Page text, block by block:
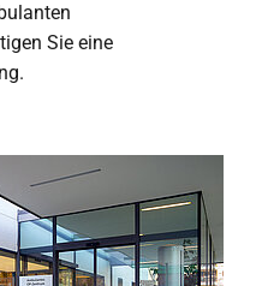
Sie eine